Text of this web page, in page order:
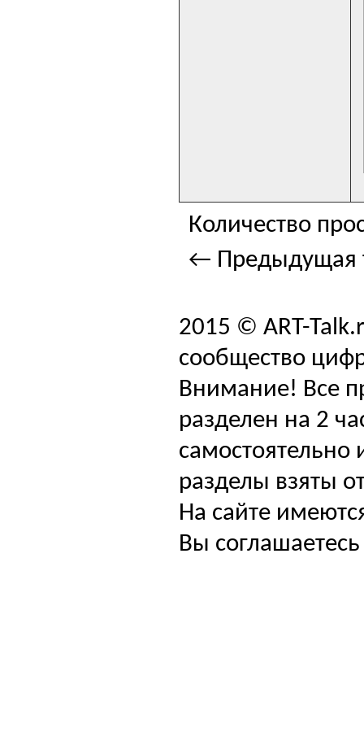
Количество
← Предыдущая
2015 © ART-
сообщество
Внимание! Все
разделен на 2
самостоятельно
разделы взяты
На сайте
Вы